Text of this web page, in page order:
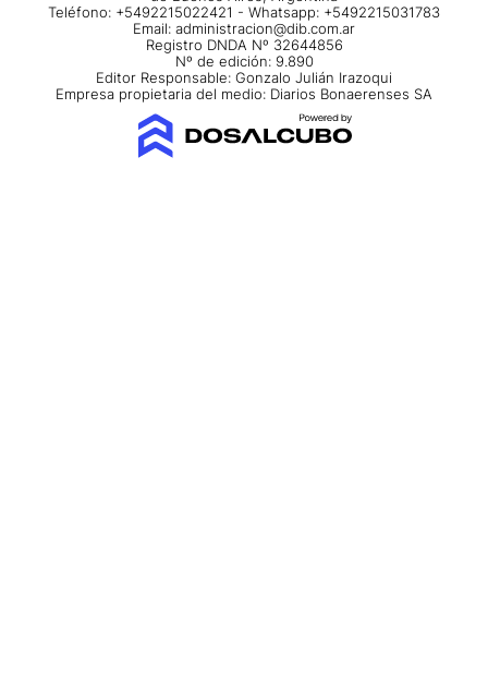
Teléfono: +5492215022421 - Whatsapp: +5492215031783
Email: administracion@dib.com.ar
Registro DNDA Nº 32644856
Nº de edición: 9.890
Editor Responsable: Gonzalo Julián Irazoqui
Empresa propietaria del medio: Diarios Bonaerenses SA